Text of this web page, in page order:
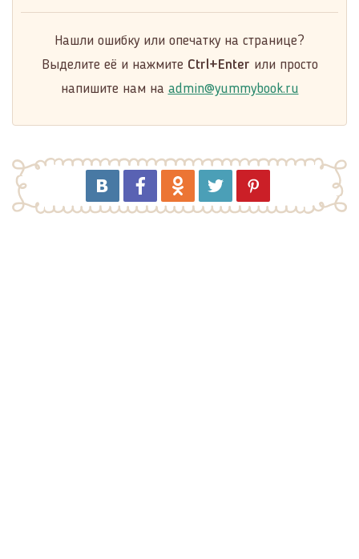
Нашли ошибку или опечатку на странице?
Выделите её и нажмите Ctrl+Enter или просто
напишите нам на admin@yummybook.ru